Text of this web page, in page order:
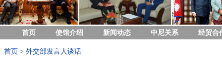
首页 使馆介绍 新闻动态 中尼关系 经贸合
首页 > 外交部发言人谈话